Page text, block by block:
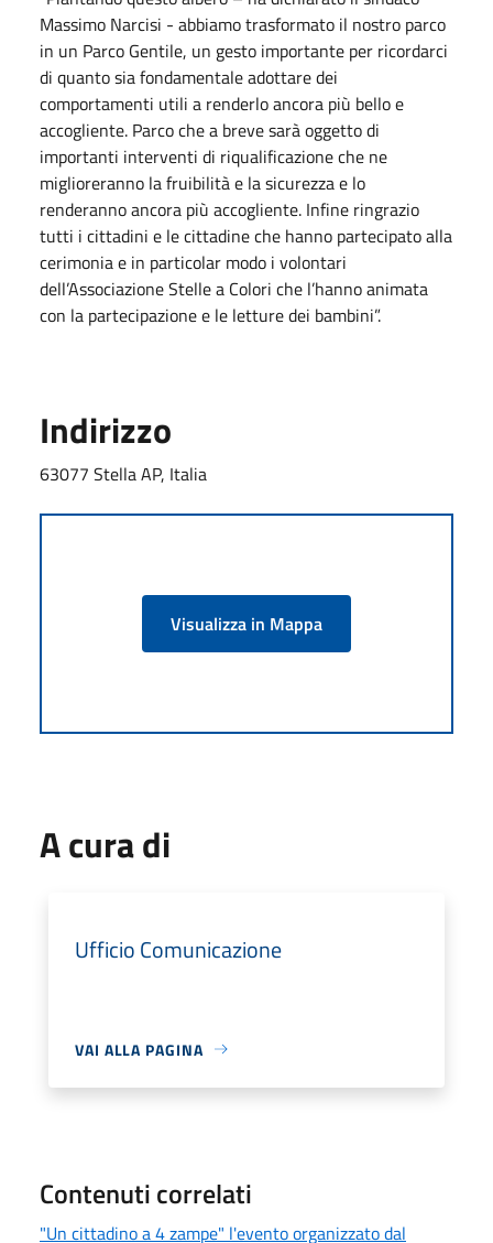
Massimo Narcisi - abbiamo trasformato il nostro parco
in un Parco Gentile, un gesto importante per ricordarci
di quanto sia fondamentale adottare dei
comportamenti utili a renderlo ancora più bello e
accogliente. Parco che a breve sarà oggetto di
importanti interventi di riqualificazione che ne
miglioreranno la fruibilità e la sicurezza e lo
renderanno ancora più accogliente. Infine ringrazio
tutti i cittadini e le cittadine che hanno partecipato alla
cerimonia e in particolar modo i volontari
dell’Associazione Stelle a Colori che l’hanno animata
con la partecipazione e le letture dei bambini”.
Indirizzo
63077 Stella AP, Italia
Visualizza in Mappa
A cura di
Ufficio Comunicazione
VAI ALLA PAGINA
Contenuti correlati
"Un cittadino a 4 zampe" l'evento organizzato dal